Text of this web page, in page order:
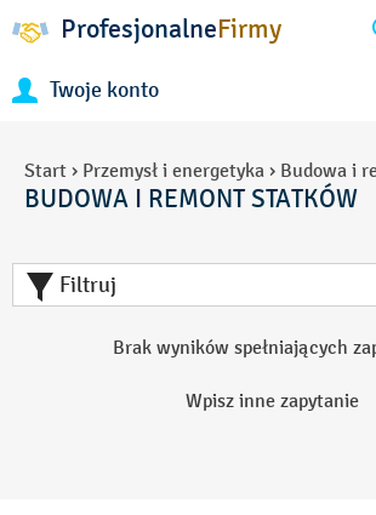
ProfesjonalneFirmy
Twoje konto
Start › Przemysł i energetyka › Budowa i
BUDOWA I REMONT STATKÓW
Filtruj
Brak wyników spełniających
Wpisz inne zapytanie